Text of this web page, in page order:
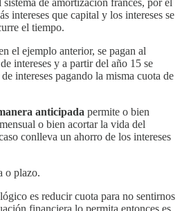
de amortización francés, por el
intereses que capital y los intereses se
el tiempo.
el ejemplo anterior, se pagan al
intereses y a partir del año 15 se
intereses pagando la misma cuota de
anticipada permite o bien
o bien acortar la vida del
conlleva un ahorro de los intereses
o plazo.
es reducir cuota para no sentirnos